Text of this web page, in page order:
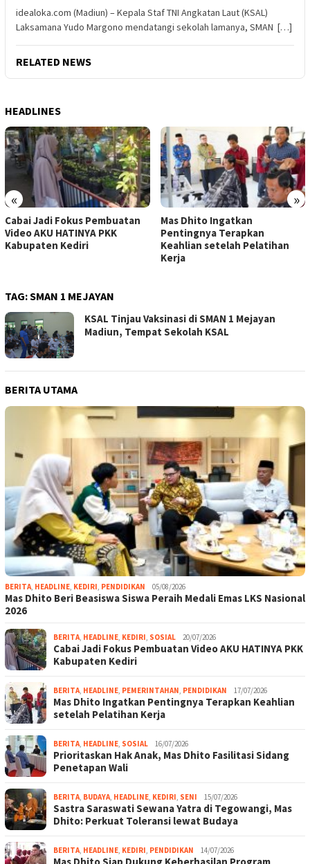
idealoka.com (Madiun) – Kepala Staf TNI Angkatan Laut (KSAL)
Laksamana Yudo Margono mendatangi sekolah lamanya, SMAN […]
RELATED NEWS
HEADLINES
« »
Cabai Jadi Fokus Pembuatan
Video AKU HATINYA PKK
Kabupaten Kediri
Mas Dhito Ingatkan
Pentingnya Terapkan
Keahlian setelah Pelatihan
Kerja
TAG:SMAN 1 MEJAYAN
KSAL Tinjau Vaksinasi di SMAN 1 Mejayan
Madiun, Tempat Sekolah KSAL
BERITA UTAMA
BERITA, HEADLINE, KEDIRI, PENDIDIKAN 05/08/2026
Mas Dhito Beri Beasiswa Siswa Peraih Medali Emas LKS Nasional
2026
BERITA, HEADLINE, KEDIRI, SOSIAL 20/07/2026
Cabai Jadi Fokus Pembuatan Video AKU HATINYA PKK
Kabupaten Kediri
BERITA, HEADLINE, PEMERINTAHAN, PENDIDIKAN 17/07/2026
Mas Dhito Ingatkan Pentingnya Terapkan Keahlian
setelah Pelatihan Kerja
BERITA, HEADLINE, SOSIAL 16/07/2026
Prioritaskan Hak Anak, Mas Dhito Fasilitasi Sidang
Penetapan Wali
BERITA, BUDAYA, HEADLINE, KEDIRI, SENI 15/07/2026
Sastra Saraswati Sewana Yatra di Tegowangi, Mas
Dhito: Perkuat Toleransi lewat Budaya
BERITA, HEADLINE, KEDIRI, PENDIDIKAN 14/07/2026